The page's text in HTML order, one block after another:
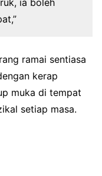
ia boleh
ramai sentiasa
kerap
muka di tempat
setiap masa.